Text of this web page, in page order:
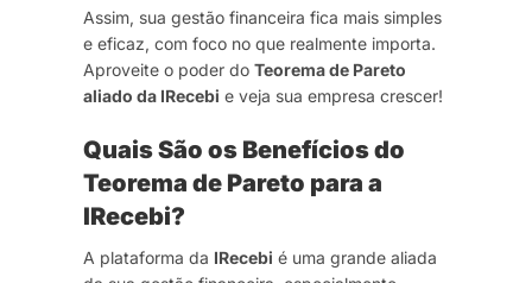
Assim, sua gestão financeira fica mais simples
e eficaz, com foco no que realmente importa.
Aproveite o poder do Teorema de Pareto
aliado da IRecebi e veja sua empresa crescer!
Quais São os Benefícios do
Teorema de Pareto para a
IRecebi?
A plataforma da IRecebi é uma grande aliada